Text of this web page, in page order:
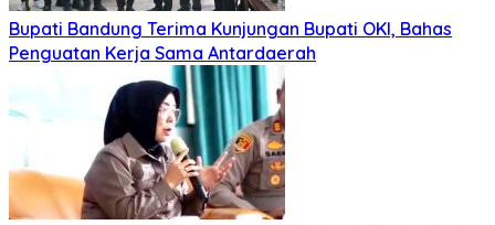
Bupati Bandung Terima Kunjungan Bupati OKI, Bahas
Penguatan Kerja Sama Antardaerah